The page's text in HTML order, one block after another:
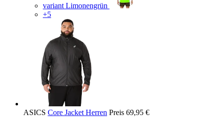
variant Limonengrün
+5
ASICS Core Jacket Herren Preis 69,95 €